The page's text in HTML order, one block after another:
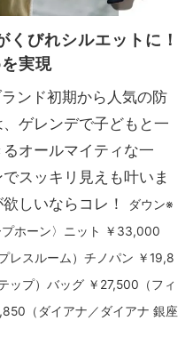
くびれシルエットに！
実現
ンド初期から人気の防
ゲレンデで子どもと一
オールマイティな一
スッキリ見えも叶いま
しいならコレ！
ダウン※
プホーン〉ニット ￥33,000
レスルーム）チノパン ￥19,8
ップ）バッグ ￥27,500（フィ
（ダイアナ／ダイアナ 銀座